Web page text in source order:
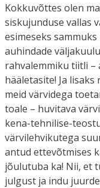
Kokkuvõttes olen
siskujunduse vallas
esimeseks
auhindade
rahvalemmiku tiitli –
hääletasite! Ja
meid värvidega
toale – huvitava
kena-tehnilise-
värvilehvikutega
antud ettevõtmises
jõulutuba ka! Nii, et
julgust ja indu